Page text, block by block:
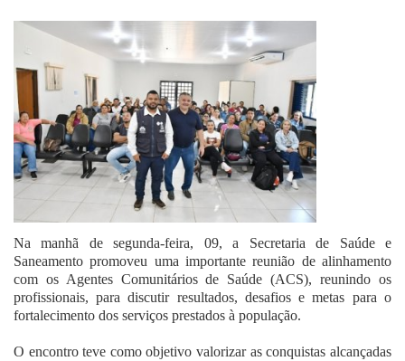
Na manhã de segunda-feira, 09, a Secretaria de Saúde e
Saneamento promoveu uma importante reunião de alinhamento
com os Agentes Comunitários de Saúde (ACS), reunindo os
profissionais, para discutir resultados, desafios e metas para o
fortalecimento dos serviços prestados à população.
O encontro teve como objetivo valorizar as conquistas alcançadas